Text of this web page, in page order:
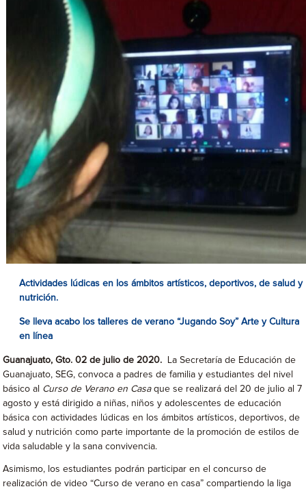
Actividades lúdicas en los ámbitos artísticos, deportivos, de salud y
nutrición.
Se lleva acabo los talleres de verano “Jugando Soy” Arte y Cultura
en línea
Guanajuato, Gto. 02 de julio de 2020.
La Secretaría de Educación de
Guanajuato, SEG, convoca a padres de familia y estudiantes del nivel
básico al Curso de Verano en Casaque se realizará del 20 de julio al 7
agosto y está dirigido a niñas, niños y adolescentes de educación
básica con actividades lúdicas en los ámbitos artísticos, deportivos, de
salud y nutrición como parte importante de la promoción de estilos de
vida saludable y la sana convivencia.
Asimismo, los estudiantes podrán participar en el concurso de
realización de video “Curso de verano en casa” compartiendo la liga